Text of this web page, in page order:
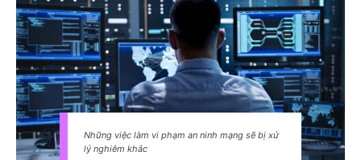
Những việc làm vi phạm an ninh mạng sẽ bị xử
lý nghiêm khắc